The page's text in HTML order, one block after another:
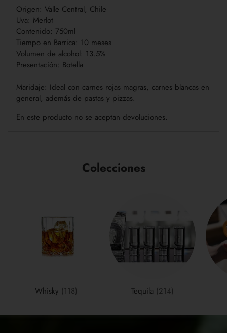
Origen: Valle Central, Chile
Uva: Merlot
Contenido: 750ml
Tiempo en Barrica: 10 meses
Volumen de alcohol: 13.5%
Presentación: Botella
Maridaje: Ideal con carnes rojas magras, carnes blancas en
general, además de pastas y pizzas.
En este producto no se aceptan devoluciones.
Colecciones
Whisky (118) Tequila (214)